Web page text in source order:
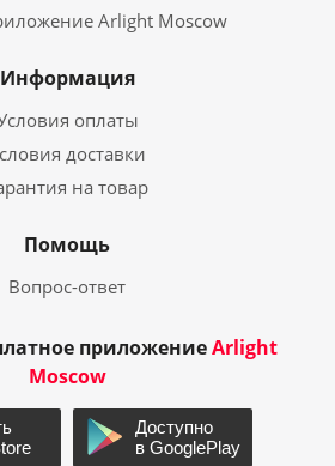
Arlight Moscow
Информация
оплаты
доставки
на товар
Помощь
Вопрос-ответ
приложениеArlight
Moscow